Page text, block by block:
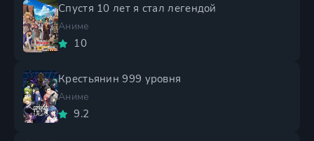
Спустя 10 лет я стал легендой
Аниме
10
Крестьянин 999 уровня
Аниме
9.2